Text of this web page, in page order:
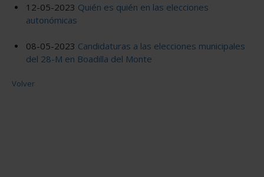
12-05-2023 Quién es quién en las elecciones
autonómicas
08-05-2023 Candidaturas a las elecciones municipales
del 28-M en Boadilla del Monte
Volver